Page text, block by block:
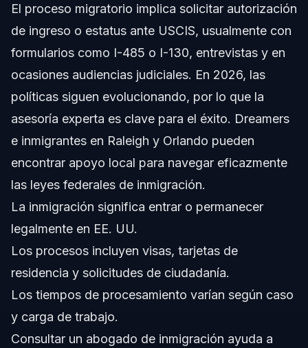
¿Cuál es la ciudadanía de EE. UU. más difícil de
públicos?
¿Cuál es la nueva regla para titulares de tarjeta de
2026?
¿Qué papel juega un abogado de inmigración en mi
de Trump?
¿Qué documentos se requieren típicamente para
Fuentes y Referencias
El proceso migratorio implica solicitar autorización
de ingreso o estatus ante USCIS, usualmente con
formularios como I-485 o I-130, entrevistas y en
ocasiones audiencias judiciales. En 2026, las
políticas siguen evolucionando, por lo que la
asesoría experta es clave para el éxito. Dreamers
e inmigrantes en Raleigh y Orlando pueden
encontrar apoyo local para navegar eficazmente
las leyes federales de inmigración.
La inmigración significa entrar o permanecer
legalmente en EE. UU.
Los procesos incluyen visas, tarjetas de
residencia y solicitudes de ciudadanía.
Los tiempos de procesamiento varían según caso
y carga de trabajo.
Consultar un abogado de inmigración ayuda a